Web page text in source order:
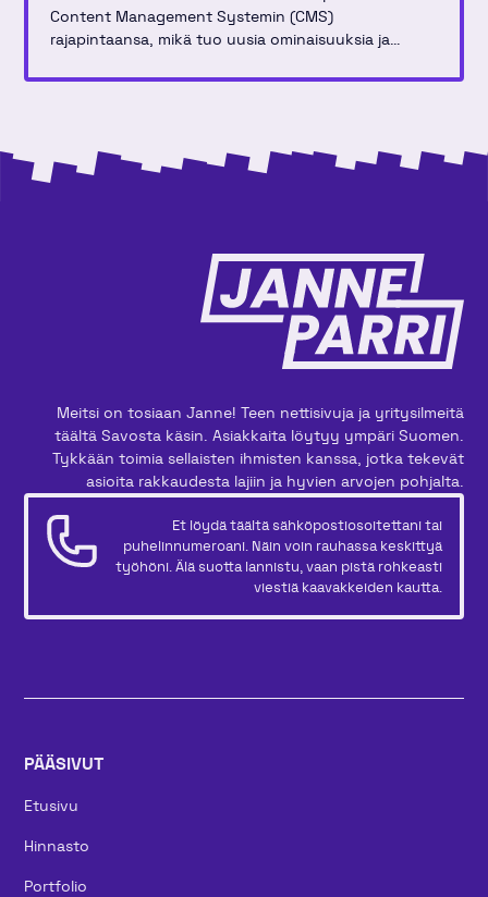
Content Management Systemin (CMS)
rajapintaansa, mikä tuo uusia ominaisuuksia ja
hallinnoivat verkkosivustoja käyttäen tätä alustaa.
joustavampaa.
Meitsi on tosiaan Janne! Teen nettisivuja ja yritysilmeitä
täältä Savosta käsin. Asiakkaita löytyy ympäri Suomen.
Tykkään toimia sellaisten ihmisten kanssa, jotka tekevät
asioita rakkaudesta lajiin ja hyvien arvojen pohjalta.
Et löydä täältä sähköpostiosoitettani tai
puhelinnumeroani. Näin voin rauhassa keskittyä
työhöni. Älä suotta lannistu, vaan pistä rohkeasti
viestiä kaavakkeiden kautta.
PÄÄSIVUT
Etusivu
Hinnasto
Portfolio